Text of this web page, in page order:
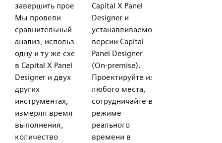
завершить проект.
Мы провели
сравнительный
анализ, используя
одну и ту же схему
в Capital X Panel
Designer и двух
других
инструментах,
измеряя время
выполнения,
количество
Capital X Panel
Designer и
устанавливаемой
версии Capital
Panel Designer
(On-premise).
Проектируйте из
любого места,
сотрудничайте в
режиме
реального
времени в